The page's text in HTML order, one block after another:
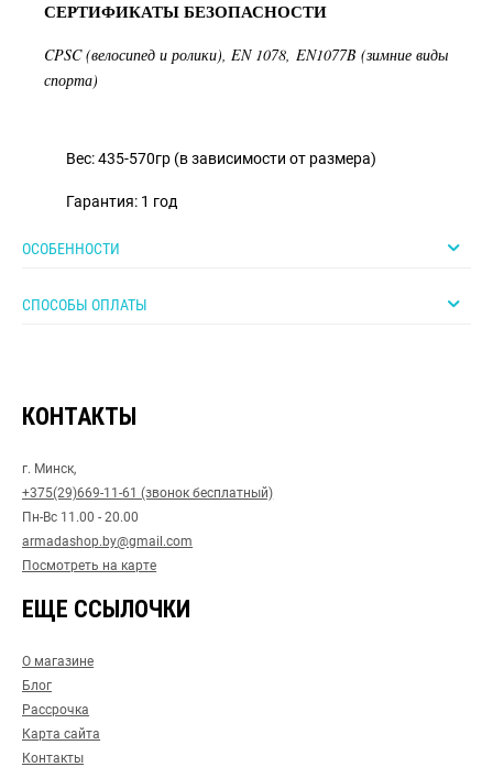
СЕРТИФИКАТЫ БЕЗОПАСНОСТИ
CPSC (велосипед и ролики), EN 1078, EN1077B (зимние виды
спорта)
Вес: 435-570гр (в зависимости от размера)
Гарантия: 1 год
ОСОБЕННОСТИ
СПОСОБЫ ОПЛАТЫ
КОНТАКТЫ
г. Минск,
+375(29)669-11-61 (звонок бесплатный)
Пн-Вс 11.00 - 20.00
armadashop.by@gmail.com
Посмотреть на карте
ЕЩЕ ССЫЛОЧКИ
О магазине
Блог
Рассрочка
Карта сайта
Контакты